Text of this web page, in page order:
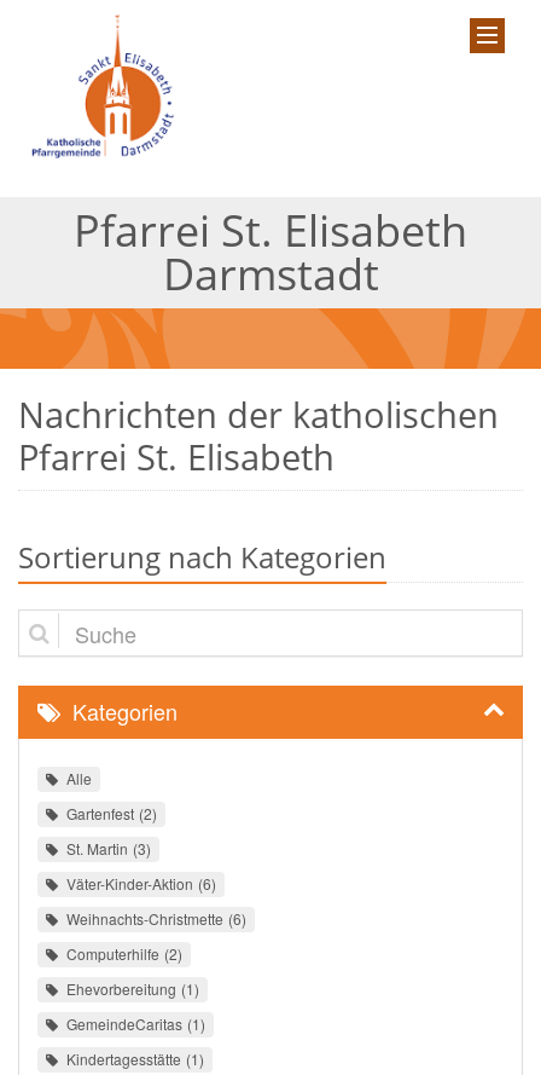
Pfarrei St. Elisabeth
Darmstadt
Nachrichten der katholischen
Pfarrei St. Elisabeth
Sortierung nach Kategorien
Suche
Kategorien
Alle
Gartenfest 2
St. Martin 3
Väter-Kinder-Aktion 6
Weihnachts-Christmette 6
Computerhilfe 2
Ehevorbereitung 1
GemeindeCaritas 1
Kindertagesstätte 1